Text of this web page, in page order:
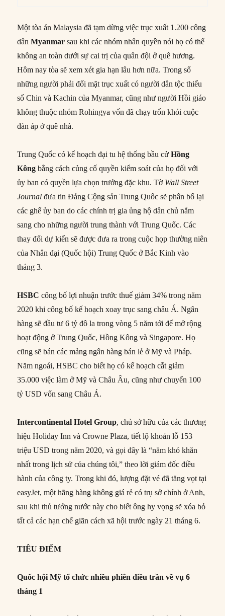
Một tòa án Malaysia đã tạm dừng việc trục xuất 1.200 công
dânMyanmar sau khi các nhóm nhân quyền nói họ có thể
không an toàn dưới sự cai trị của quân đội ở quê hương.
Hôm nay tòa sẽ xem xét gia hạn lâu hơn nữa. Trong số
những người phải đối mặt trục xuất có người dân tộc thiểu
số Chin và Kachin của Myanmar, cũng như người Hồi giáo
không thuộc nhóm Rohingya vốn đã chạy trốn khỏi cuộc
đàn áp ở quê nhà.
Trung Quốc có kế hoạch đại tu hệ thống bầu cửHồng
Kông bằng cách củng cố quyền kiểm soát của họ đối với
ủy ban có quyền lựa chọn trưởng đặc khu. Tờ Wall Street
Journal đưa tin Đảng Cộng sản Trung Quốc sẽ phân bổ lại
các ghế ủy ban do các chính trị gia ủng hộ dân chủ nắm
sang cho những người trung thành với Trung Quốc. Các
thay đổi dự kiến ​​sẽ được đưa ra trong cuộc họp thường niên
của Nhân đại (Quốc hội) Trung Quốc ở Bắc Kinh vào
tháng 3.
HSBC công bố lợi nhuận trước thuế giảm 34% trong năm
2020 khi công bố kế hoạch xoay trục sang châu Á. Ngân
hàng sẽ đầu tư 6 tỷ đô la trong vòng 5 năm tới để mở rộng
hoạt động ở Trung Quốc, Hồng Kông và Singapore. Họ
cũng sẽ bán các mảng ngân hàng bán lẻ ở Mỹ và Pháp.
Năm ngoái, HSBC cho biết họ có kế hoạch cắt giảm
35.000 việc làm ở Mỹ và Châu Âu, cũng như chuyển 100
tỷ USD vốn sang Châu Á.
Intercontinental Hotel Group, chủ sở hữu của các thương
hiệu Holiday Inn và Crowne Plaza, tiết lộ khoản lỗ 153
triệu USD trong năm 2020, và gọi đây là “năm khó khăn
nhất trong lịch sử của chúng tôi,” theo lời giám đốc điều
hành của công ty. Trong khi đó, lượng đặt vé đã tăng vọt tại
easyJet, một hãng hàng không giá rẻ có trụ sở chính ở Anh,
sau khi thủ tướng nước này cho biết ông hy vọng sẽ xóa bỏ
tất cả các hạn chế giãn cách xã hội trước ngày 21 tháng 6.
TIÊU ĐIỂM
Quốc hội Mỹ tổ chức nhiều phiên điều trần về vụ 6
tháng 1